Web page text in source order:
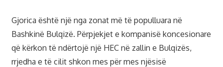
Gjorica është një nga zonat më të populluara në
Bashkinë Bulqizë. Përpjekjet e kompanisë koncesionare
që kërkon të ndërtojë një HEC në zallin e Bulqizës,
rrjedha e të cilit shkon mes për mes njësisë